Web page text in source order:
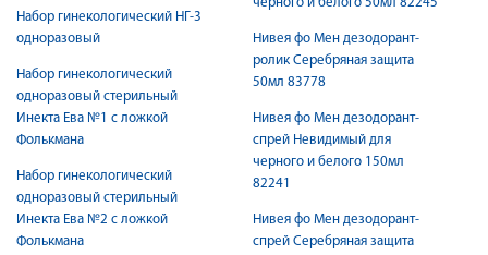
Набор гинекологический НГ-3
одноразовый
Набор гинекологический
одноразовый стерильный
Инекта Ева №1 с ложкой
Фолькмана
Набор гинекологический
одноразовый стерильный
Инекта Ева №2 с ложкой
Фолькмана
Нивея фо Мен дезодорант-
ролик Серебряная защита
50мл 83778
Нивея фо Мен дезодорант-
спрей Невидимый для
черного и белого 150мл
82241
Нивея фо Мен дезодорант-
спрей Серебряная защита